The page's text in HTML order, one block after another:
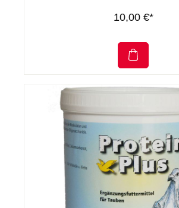
10,00 €*